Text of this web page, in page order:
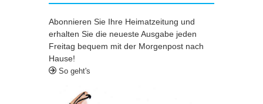
Abonnieren Sie Ihre Heimatzeitung und
erhalten Sie die neueste Ausgabe jeden
Freitag bequem mit der Morgenpost nach
Hause!
So geht's